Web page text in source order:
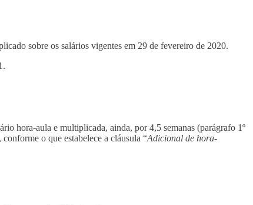
sobre os salários vigentes em 29 de fevereiro de 2020.
hora-aula e multiplicada, ainda, por 4,5 semanas (parágrafo 1º
o que estabelece a cláusula “Adicional de hora-